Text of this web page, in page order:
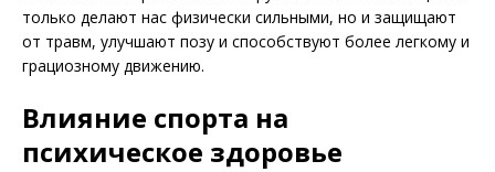
только делают нас физически сильными, но и защищают
от травм, улучшают позу и способствуют более легкому и
грациозному движению.
Влияние спорта на
психическое здоровье